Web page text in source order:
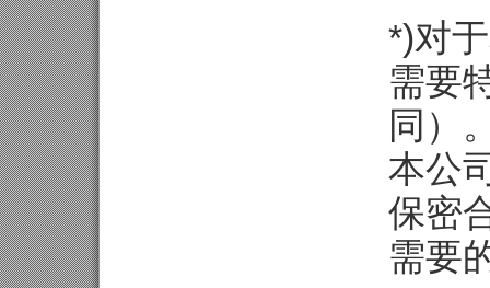
*)对
需要
同）
本公
保密
需要